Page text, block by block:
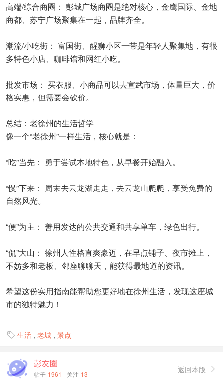
高端/综合商圈： 彭城广场商圈是绝对核心，金鹰国际、金地
商都、苏宁广场聚集在一起，品牌齐全。
潮流/小吃街： 富国街、醒狮小区一带是年轻人聚集地，有很
多特色小店、咖啡馆和网红小吃。
批发市场： 买衣服、小商品可以去宣武市场，体量巨大，价
格实惠，但需要会砍价。
总结：老徐州的生活哲学
像一个“老徐州”一样生活，核心就是：
“吃”当先： 勇于尝试本地特色，从早餐开始融入。
“慢”下来： 周末去云龙湖走走，去云龙山爬爬，享受免费的
自然风光。
“便”为主： 善用发达的公共交通和共享单车，绿色出行。
“侃”大山： 徐州人性格直爽豪迈，在早点铺子、夜市摊上，
不妨多和老板、邻座聊聊天，能获得最地道的资讯。
希望这份实用指南能帮助您更好地在徐州生活，发现这座城
市的独特魅力！
 生活 , 老城 , 景点
彭友圈
帖子 1961 关注 13 返回本版 